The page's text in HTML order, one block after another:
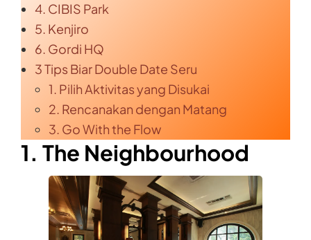
4. CIBIS Park
5. Kenjiro
6. Gordi HQ
3 Tips Biar Double Date Seru
1. Pilih Aktivitas yang Disukai
2. Rencanakan dengan Matang
3. Go With the Flow
1. The Neighbourhood